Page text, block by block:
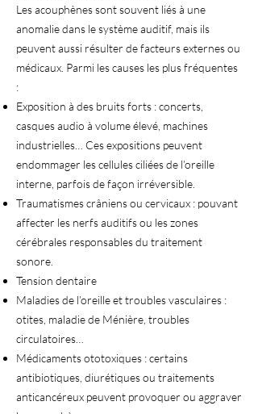
Les acouphènes sont souvent liés à une
anomalie dans le système auditif, mais ils
peuvent aussi résulter de facteurs externes ou
médicaux. Parmi les causes les plus fréquentes
:
Exposition à des bruits forts : concerts,
casques audio à volume élevé, machines
industrielles… Ces expositions peuvent
endommager les cellules ciliées de l’oreille
interne, parfois de façon irréversible.
Traumatismes crâniens ou cervicaux : pouvant
affecter les nerfs auditifs ou les zones
cérébrales responsables du traitement
sonore.
Tension dentaire
Maladies de l’oreille et troubles vasculaires :
otites, maladie de Ménière, troubles
circulatoires…
Médicaments ototoxiques : certains
antibiotiques, diurétiques ou traitements
anticancéreux peuvent provoquer ou aggraver